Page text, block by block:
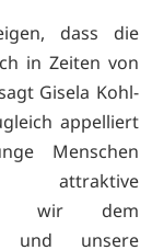
dass die
in Zeiten von
Gisela Kohl-
appelliert
Menschen
wir dem
und unsere